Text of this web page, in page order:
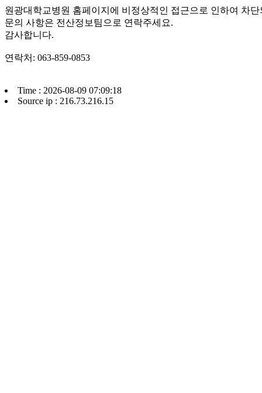
원광대학교병원 홈페이지에 비정상적인 접근으로 인하여 차
문의 사항은 전산정보팀으로 연락주세요.
감사합니다.
연락처: 063-859-0853
Time : 2026-08-09 07:09:18
Source ip : 216.73.216.15